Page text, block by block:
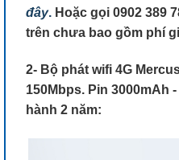
đây. Hoặc gọi 0902 389
trên chưa bao gồm phí
2- Bộ phát wifi 4G
150Mbps. Pin 3000mAh
hành 2 năm: